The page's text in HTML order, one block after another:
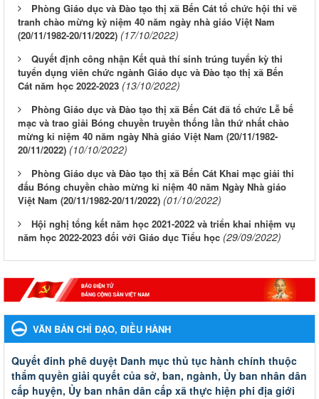
Phòng Giáo dục và Đào tạo thị xã Bến Cát tổ chức hội thi vẽ
tranh chào mừng kỷ niệm 40 năm ngày nhà giáo Việt Nam
(20/11/1982-20/11/2022) (17/10/2022)
Quyết định công nhận Kết quả thí sinh trúng tuyển kỳ thi
tuyển dụng viên chức ngành Giáo dục và Đào tạo thị xã Bến
Cát năm học 2022-2023 (13/10/2022)
Phòng Giáo dục và Đào tạo thị xã Bến Cát đã tổ chức Lễ bế
mạc và trao giải Bóng chuyền truyền thống lần thứ nhất chào
mừng kỉ niệm 40 năm ngày Nhà giáo Việt Nam (20/11/1982-
20/11/2022) (10/10/2022)
Phòng Giáo dục và Đào tạo thị xã Bến Cát Khai mạc giải thi
đấu Bóng chuyền chào mừng kỉ niệm 40 năm Ngày Nhà giáo
Việt Nam (20/11/1982-20/11/2022) (01/10/2022)
Hội nghị tổng kết năm học 2021-2022 và triển khai nhiệm vụ
năm học 2022-2023 đối với Giáo dục Tiểu học (29/09/2022)
VĂN BẢN CHỈ ĐẠO, ĐIỀU HÀNH
Quyết đinh phê duyệt Danh mục thủ tục hành chính thuộc
thẩm quyền giải quyết của sở, ban, ngành, Ủy ban nhân dân
cấp huyện, Ủy ban nhân dân cấp xã thực hiện phi địa giới